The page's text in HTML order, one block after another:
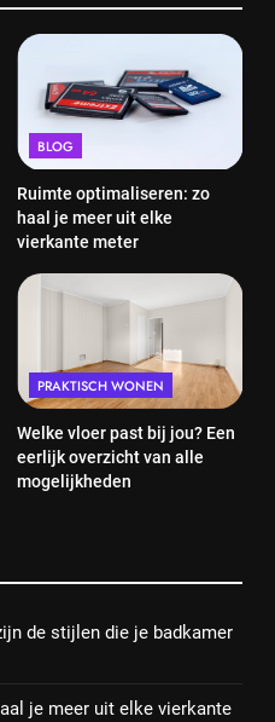
BLOG
Ruimte optimaliseren: zo
haal je meer uit elke
vierkante meter
PRAKTISCH WONEN
Welke vloer past bij jou? Een
eerlijk overzicht van alle
mogelijkheden
de stijlen die je badkamer
je meer uit elke vierkante